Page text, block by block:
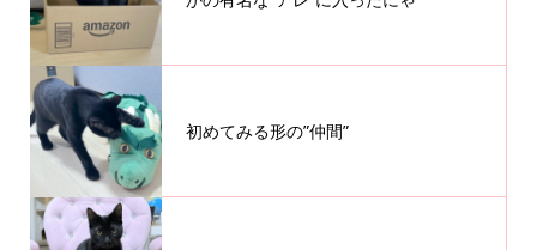
初めてみる形の”仲間”